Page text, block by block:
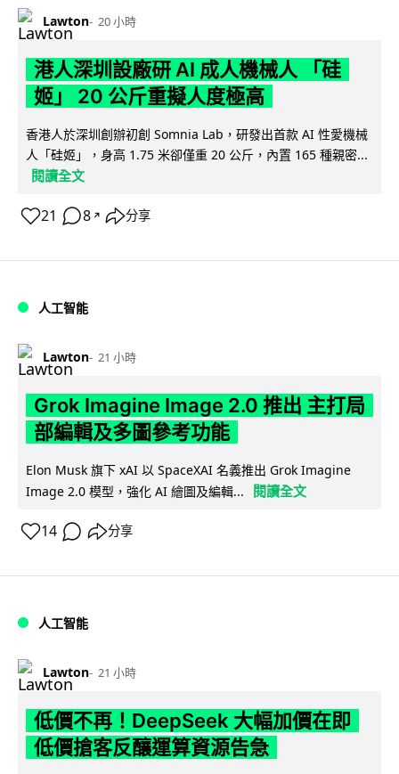
Lawton 20 小時
港人深圳設廠研 AI 成人機械人 「硅
姬」 20 公斤重擬人度極高
香港人於深圳創辦初創 Somnia Lab，研發出首款 AI 性愛機械
人「硅姬」，身高 1.75 米卻僅重 20 公斤，內置 165 種親密...
閱讀全文
21 8 ↗ 分享
人工智能
Lawton 21 小時
Grok Imagine Image 2.0 推出 主打局
部編輯及多圖參考功能
Elon Musk 旗下 xAI 以 SpaceXAI 名義推出 Grok Imagine
Image 2.0 模型，強化 AI 繪圖及編輯...
閱讀全文
14 分享
人工智能
Lawton 21 小時
低價不再！DeepSeek 大幅加價在即
低價搶客反釀運算資源告急